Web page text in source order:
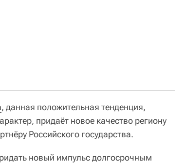
, данная положительная тенденция,
придаёт новое качество региону
Российского государства.
новый импульс долгосрочным